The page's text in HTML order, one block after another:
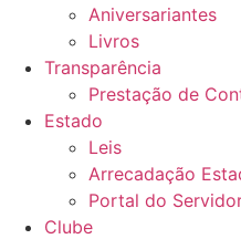
Aniversariantes
Livros
Transparência
Prestação de
Estado
Leis
Arrecadação
Portal do
Clube